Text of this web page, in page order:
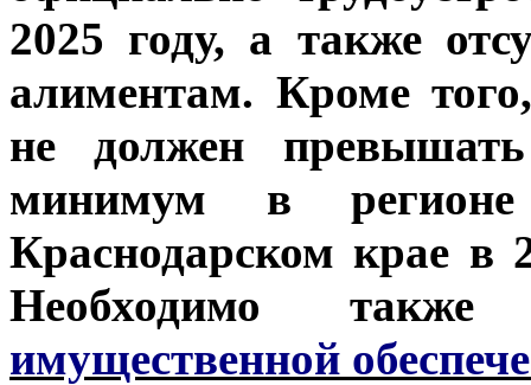
2025 году, а также
алиментам. Кроме
не должен
минимум в
Краснодарском крае в
Необходимо
имущественной